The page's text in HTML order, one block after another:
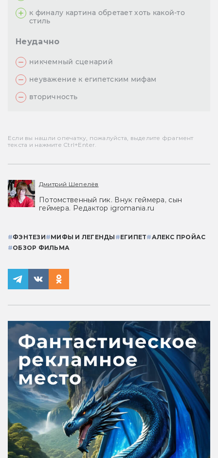
к финалу картина обретает хоть какой-то
стиль
Неудачно
никчемный сценарий
неуважение к египетским мифам
вторичность
Если вы нашли опечатку, пожалуйста, выделите фрагмент
текста и нажмите Ctrl+Enter.
Дмитрий Шепелёв
Потомственный гик. Внук геймера, сын
геймера. Редактор igromania.ru
#ФЭНТЕЗИ#МИФЫ И ЛЕГЕНДЫ #ЕГИПЕТ#АЛЕКС ПРОЙАС
#ОБЗОР ФИЛЬМА